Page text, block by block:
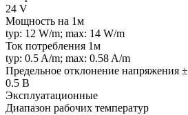
24 V
Мощность на 1м
typ: 12 W/m; max: 14 W/m
Ток потребления 1м
typ: 0.5 A/m; max: 0.58 A/m
Предельное отклонение напряжения ±
0.5 В
Эксплуатационные
Диапазон рабочих температур